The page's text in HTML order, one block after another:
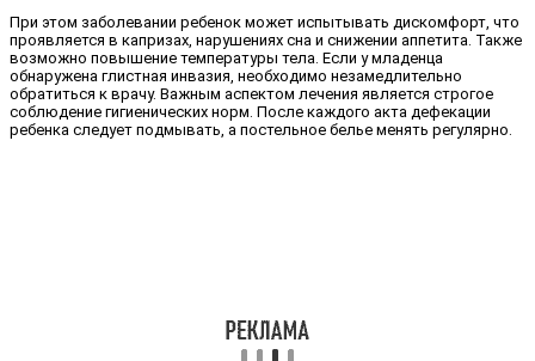
При этом заболевании ребенок может испытывать дискомфорт, что
проявляется в капризах, нарушениях сна и снижении аппетита. Также
возможно повышение температуры тела. Если у младенца
обнаружена глистная инвазия, необходимо незамедлительно
обратиться к врачу. Важным аспектом лечения является строгое
соблюдение гигиенических норм. После каждого акта дефекации
ребенка следует подмывать, а постельное белье менять регулярно.